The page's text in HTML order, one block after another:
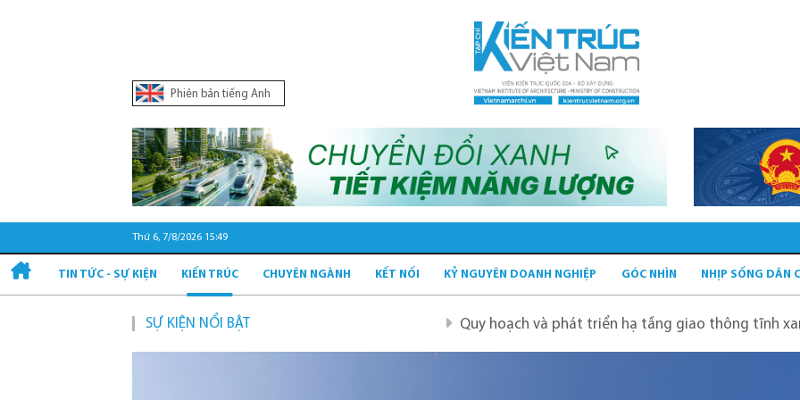
Phiên bản tiếng Anh
Thứ 6, 7/8/2026 15:49
TIN TỨC - SỰ KIỆN KIẾN TRÚC CHUYÊN NGÀNH KẾT NỐI KỶ NGUYÊN DOANH NGHIỆP GÓC NHÌN NHỊP SỐNG DÂN
SỰ KIỆN NỔI BẬT Quy hoạch và phát triển hạ tầng giao thông tĩnh xanh Quy hoạch Hà